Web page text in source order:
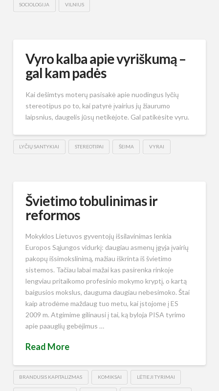
SOCIOLOGIJA VILNIUS
Vyro kalba apie vyriškumą –
gal kam padės
Kai dešimtys moterų pasisakė apie nuodingus lyčių
stereotipus po to, kai patyrė įvairius jų žiaurumo
laipsnius, daugelis jūsų netikėjote. Gal patikėsite vyru.
LYČIŲ SANTYKIAI STEREOTIPAI ŠEIMA VYRAI
Švietimo tobulinimas ir
reformos
Mokyklos Lietuvos gyventojų išsilavinimas lenkia
Europos Sąjungos vidurkį: daugiau asmenų įgyja įvairių
pakopų išsimokslinimą, mažiau iškrinta iš švietimo
sistemos. Tačiau labai mažai kas pasirenka rinkoje
lengviau pritaikomo profesinio mokymo kryptį, o kartą
baigusios mokslus, dauguma daugiau nebesimoko. Štai
kaip atrodėme maždaug tuo metu, kai įstojome į ES
2009 m. Atgimime gilinausi į tai, ką byloja PISA tyrimo
apie paauglių gebėjimus …
Read More
BRANDUSIS KAPITALIZMAS KOMIKSAI LĖTIEJI TYRIMAI